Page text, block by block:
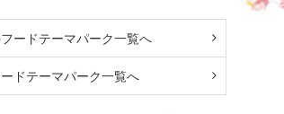
ードテーマパーク一覧へ
ドテーマパーク一覧へ